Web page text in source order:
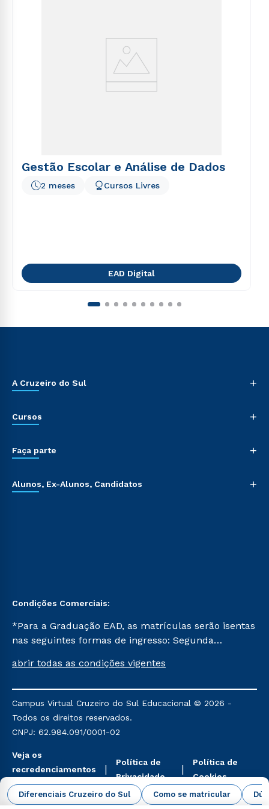
Diferenciais Cruzeiro do Sul Como se matricular
Gestão Escolar e Análise de Dados
2 meses Cursos Livres
EAD Digital
A Cruzeiro do Sul +
Cursos +
Faça parte +
Alunos, Ex-Alunos, Candidatos +
Condições Comerciais:
*Para a Graduação EAD, as matrículas serão isentas
nas seguintes formas de ingresso: Segunda
Já para as demais, a taxa de matrícula será de R$
mencionadas são referentes aos cursos: Ensino
Religioso, Geografia para a Docência e Metodologia
do Ensino de História: Questões Atuais.
abrir todas as condições vigentes
Campus Virtual Cruzeiro do Sul Educacional © 2026 -
Todos os direitos reservados.
CNPJ: 62.984.091/0001-02
Veja os
recredenciamentos
aqui
Política de
Privacidade
Política de
Cookies